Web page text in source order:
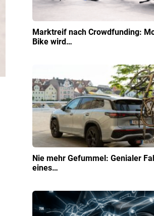
Marktreif nach Crowdfunding:
Bike wird…
Nie mehr Gefummel: Genialer
eines…